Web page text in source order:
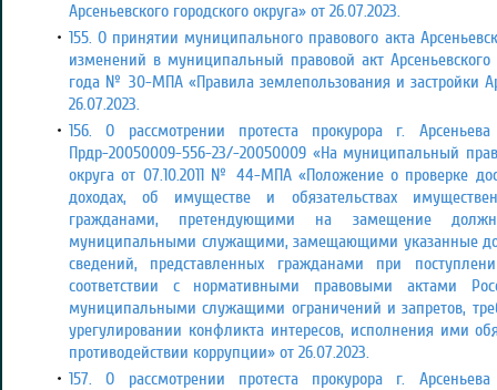
Арсеньевского городского округа» от 26.07.2023.
155. О принятии муниципального правового акта
изменений в муниципальный правовой акт Арсеньевского
года № 30-МПА «Правила землепользования и застройки
26.07.2023.
156. О рассмотрении протеста прокурора г.
Прдр-20050009-556-23/-20050009 «На муниципальный
округа от 07.10.2011 № 44-МПА «Положение о проверке
доходах, об имуществе и обязательствах
гражданами, претендующими на замещение
муниципальными служащими, замещающими указанные
сведений, представленных гражданами при
соответствии с нормативными правовыми актами
муниципальными служащими ограничений и запретов,
урегулировании конфликта интересов, исполнения ими
противодействии коррупции» от 26.07.2023.
157. О рассмотрении протеста прокурора г.